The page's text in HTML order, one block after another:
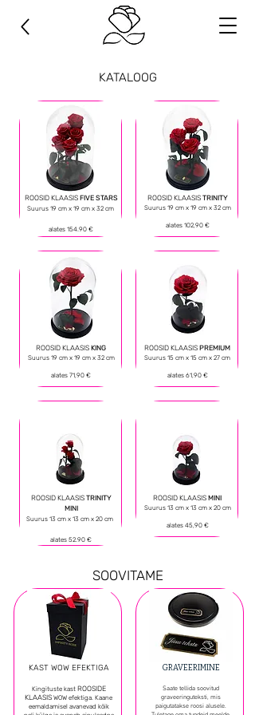
KATALOOG
ROOSID KLAASIS FIVE STARS
Suurus 19 cm х 19 cm х 32 cm
alates 154.90 €
ROOSID KLAASIS KING
Suurus 19 cm x 19 cm x 32 cm
alates 71,90 €
ROOSID KLAASIS TRINITY
MINI
Suurus 13 cm х 13 cm х 20 cm
alates 52.90 €
ROOSID KLAASIS TRINITY
Suurus 19 cm x 19 cm x 32 cm
alates102,90 €
ROOSID KLAASIS PREMIUM
Suurus 15 cm x 15 cm x 27 cm
alates 61,90 €
ROOSID KLAASIS MINI
Suurus13 cm x 13 cm x 20 cm
alates 45,90 €
SOOVITAME
KAST WOW EFEKTIGA
Kingituste kast ROOSIDE
KLAASIS WOW efektiga. Kaane
eemaldamisel avanevad kõik
GRAVEERIMINE
Saate tellida soovitud
graveeringuteksti, mis
paigutatakse roosi alusele.